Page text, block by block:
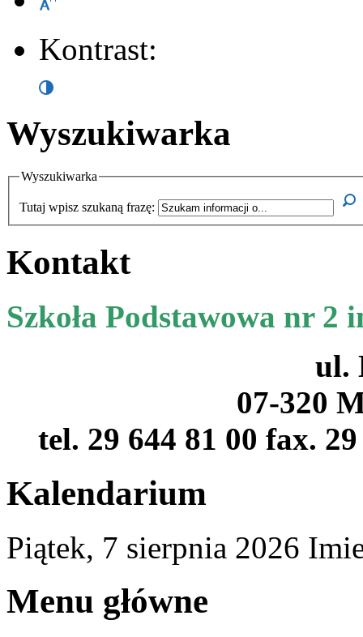
Kontrast:
Wyszukiwarka
Wyszukiwarka
Tutaj wpisz szukaną frazę:
Kontakt
Szkoła Podstawowa nr
ul.
07-320
tel. 29 644 81 00 fax.
Kalendarium
Piątek, 7 sierpnia 2026
Menu główne